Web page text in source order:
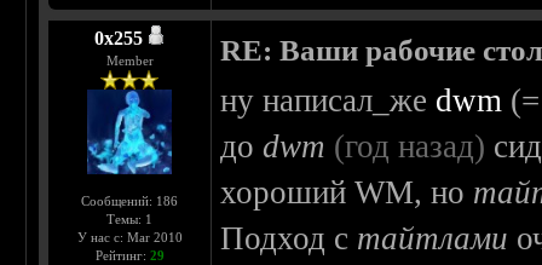
0х255
Member
Сообщений: 186
Темы: 1
У нас с: Mar 2010
Рейтинг: 29
RE: Ваши рабочие
ну написал_же dwm (=
доdwm (год назад)
хороший WM, но
Подход с тайтлами